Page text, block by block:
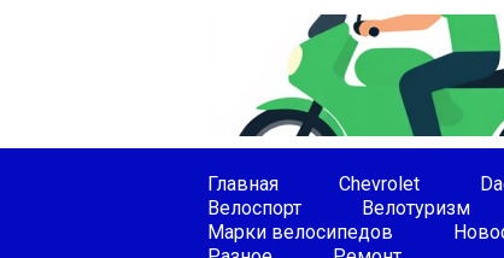
Главная Chevrolet
Велоспорт
Велотуризм
Марки велосипедов